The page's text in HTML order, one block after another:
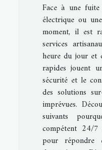
Face à une fuite
électrique ou
moment, il est
services
heure du jour et
rapides jouent
sécurité et le
des solutions
imprévues.
suivants
compétent 24/7
pour répondre